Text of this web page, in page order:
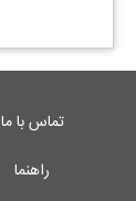
تماس با ما
راهنما